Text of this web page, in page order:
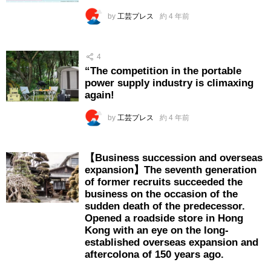
by 工芸プレス 約 4 年前
4
“The competition in the portable
power supply industry is climaxing
again!
by 工芸プレス 約 4 年前
【Business succession and overseas
expansion】The seventh generation
of former recruits succeeded the
business on the occasion of the
sudden death of the predecessor.
Opened a roadside store in Hong
Kong with an eye on the long-
established overseas expansion and
aftercolona of 150 years ago.